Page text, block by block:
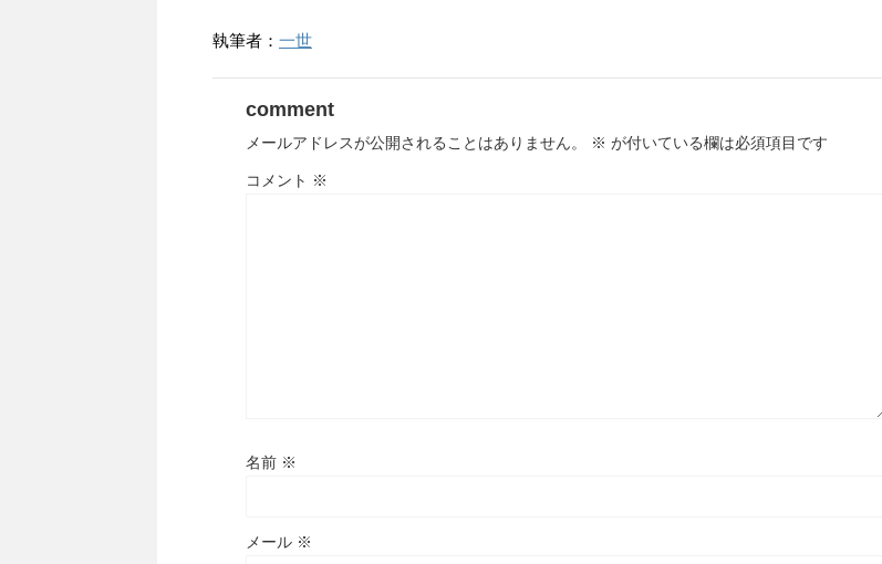
執筆者： 一世
comment
メールアドレスが公開されることはありません。 ※ が付いている欄は必須項目です
コメント ※
名前 ※
メール ※